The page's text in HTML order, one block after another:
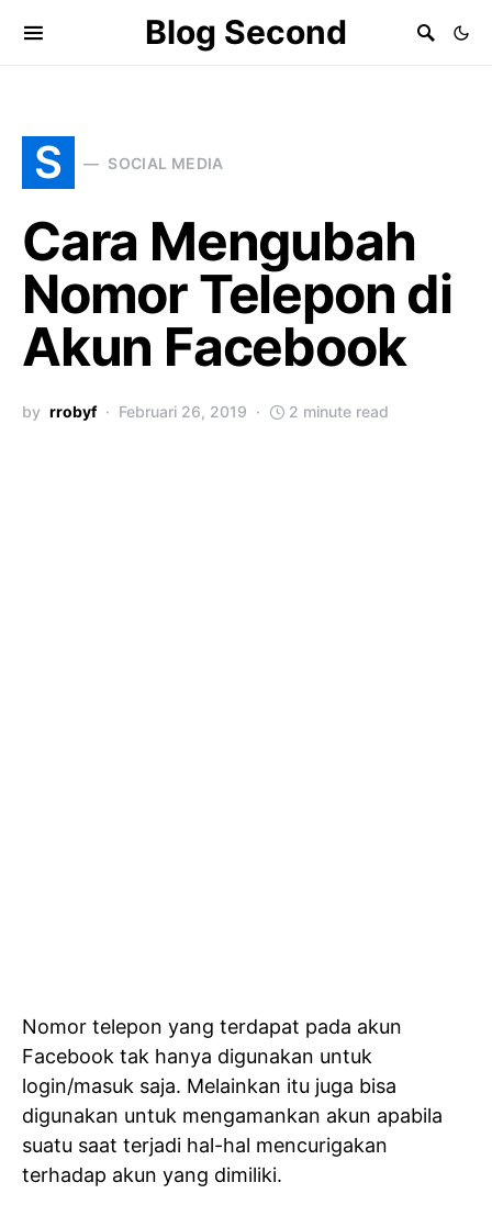
Blog Second
S SOCIAL MEDIA
Cara Mengubah
Nomor Telepon di
Akun Facebook
by rrobyf Februari 26, 2019 2 minute read
Nomor telepon yang terdapat pada akun
Facebook tak hanya digunakan untuk
login/masuk saja. Melainkan itu juga bisa
digunakan untuk mengamankan akun apabila
suatu saat terjadi hal-hal mencurigakan
terhadap akun yang dimiliki.